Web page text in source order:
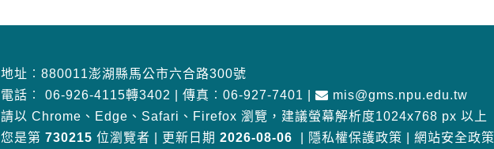
地址︰880011澎湖縣馬公市六合路300號
電話︰ 06-926-4115轉3402 傳真︰06-927-7401
mis@gms.npu.edu.tw
請以 Chrome、Edge、Safari、Firefox 瀏覽 ， 建議螢幕解析度1024x768 px 以上
您是第 730215 位瀏覽者 更新日期 2026-08-06 隱私權保護政策 網站安全政策